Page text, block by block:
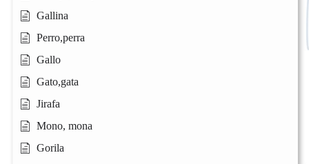
Gallina
Perro,perra
Gallo
Gato,gata
Jirafa
Mono, mona
Gorila